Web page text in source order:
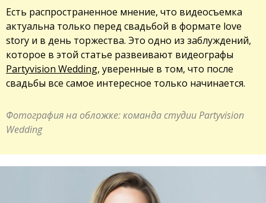
Есть распространенное мнение, что видеосъемка
актуальна только перед свадьбой в формате love
story и в день торжества. Это одно из заблуждений,
которое в этой статье развеивают видеографы
Partyvision Wedding, уверенные в том, что после
свадьбы все самое интересное только начинается.
Фотография на обложке: команда студии Partyvision
Wedding